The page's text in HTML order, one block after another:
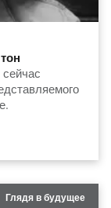
Глядя в будущее